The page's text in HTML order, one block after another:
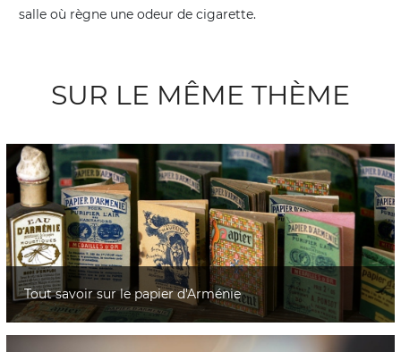
salle où règne une odeur de cigarette.
SUR LE MÊME THÈME
Tout savoir sur le papier d'Arménie